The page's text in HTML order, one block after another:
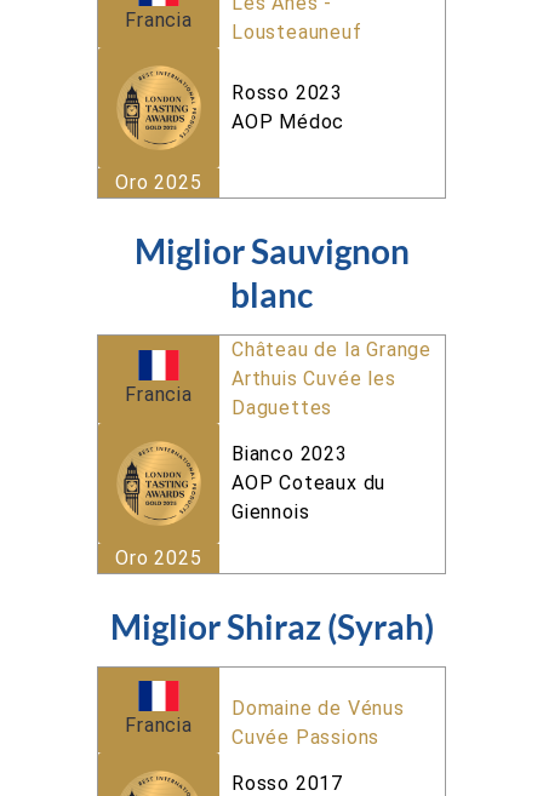
Lousteauneuf
Oro 2025
Rosso 2023
AOP Médoc
Francia
Miglior Sauvignon
blanc
Château de la Grange
Arthuis Cuvée les
Daguettes
Oro 2025
Bianco 2023
AOP Coteaux du
Giennois
Francia
Miglior Shiraz (Syrah)
Domaine de Vénus
Cuvée Passions
Rosso 2017
Francia